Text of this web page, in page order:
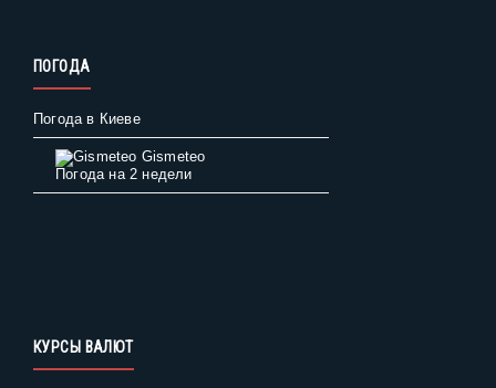
ПОГОДА
Погода в Киеве
Gismeteo
Погода на 2 недели
КУРСЫ ВАЛЮТ